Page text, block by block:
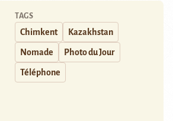
TAGS
Chimkent Kazakhstan
Nomade Photo du Jour
Téléphone